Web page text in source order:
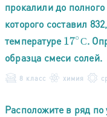
прокалили до
которого составил
температуре
С
17∘С.
образца смеси солей.
8 класс химия
Расположите в ряд